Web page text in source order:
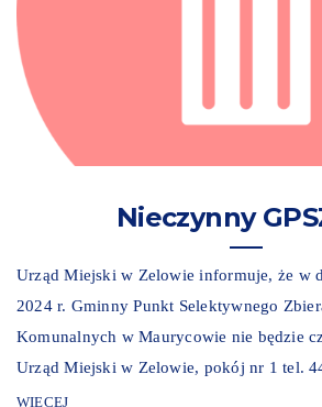
Nieczynny
Urząd Miejski w Zelowie informuje, że w
2024 r. Gminny Punkt Selektywnego
Komunalnych w Maurycowie nie będzie
Urząd Miejski w Zelowie, pokój nr 1 tel.
WIĘCEJ